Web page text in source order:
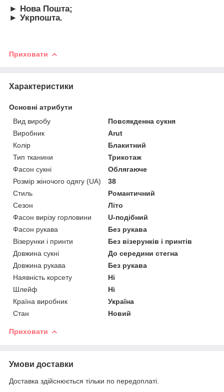
► Нова Пошта;
► Укрпошта.
Приховати
Характеристики
Основні атрибути
Вид виробу
Повсякденна сукня
Виробник
Arut
Колір
Блакитний
Тип тканини
Трикотаж
Фасон сукні
Облягаюче
Розмір жіночого одягу (UA)
38
Стиль
Романтичний
Сезон
Літо
Фасон вирізу горловини
U-подібний
Фасон рукава
Без рукава
Візерунки і принти
Без візерунків і принтів
Довжина сукні
До середини стегна
Довжина рукава
Без рукава
Наявність корсету
Ні
Шлейф
Ні
Країна виробник
Україна
Стан
Новий
Приховати
Умови доставки
Доставка здійснюється тільки по передоплаті.